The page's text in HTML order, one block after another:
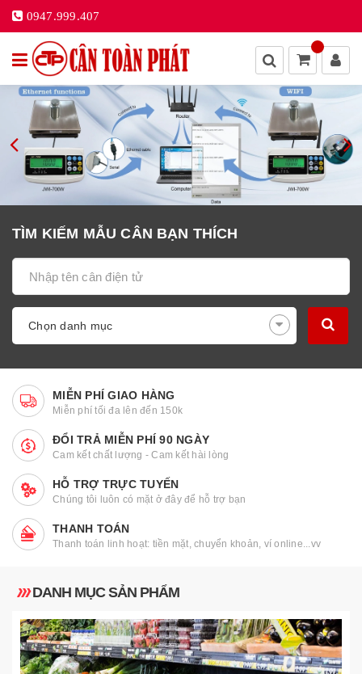
0947.999.407
TÌM KIẾM MẪU CÂN BẠN THÍCH
Chọn danh mục
MIỄN PHÍ GIAO HÀNG
Miễn phí tối đa lên đến 150k
ĐỔI TRẢ MIỄN PHÍ 90 NGÀY
Cam kết chất lượng - Cam kết hài lòng
HỖ TRỢ TRỰC TUYẾN
Chúng tôi luôn có mặt ở đây để hỗ trợ bạn
THANH TOÁN
Thanh toán linh hoạt: tiền mặt, chuyển khoản, ví online...vv
DANH MỤC SẢN PHẨM